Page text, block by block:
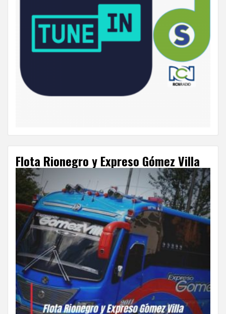
Flota Rionegro y Expreso Gómez Villa